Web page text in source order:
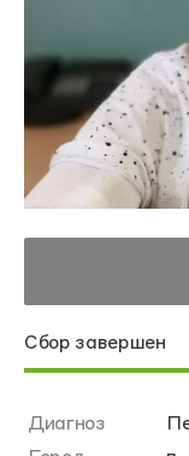
Сбор завершен
Диагноз